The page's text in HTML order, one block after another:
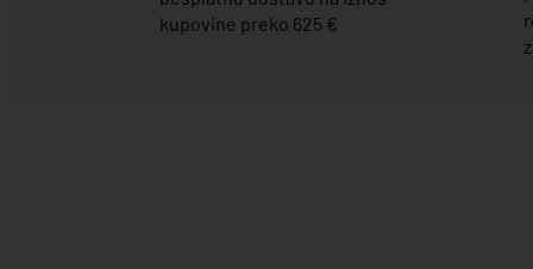
kupovine preko 625 €